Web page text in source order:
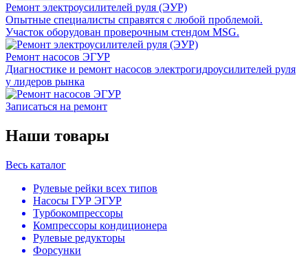
Ремонт электроусилителей руля (ЭУР)
Опытные специалисты справятся с любой проблемой.
Участок оборудован проверочным стендом MSG.
Ремонт насосов ЭГУР
Диагностике и ремонт насосов электрогидроусилителей руля
у лидеров рынка
Записаться на ремонт
Наши товары
Весь каталог
Рулевые рейки всех типов
Насосы ГУР ЭГУР
Турбокомпрессоры
Компрессоры кондиционера
Рулевые редукторы
Форсунки